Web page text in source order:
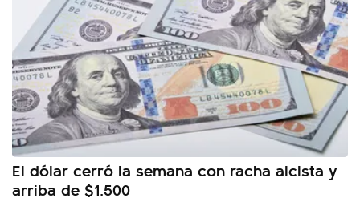
El dólar cerró la semana con racha alcista y
arriba de $1.500